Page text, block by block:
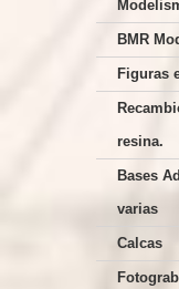
BMR
Figuras
resina.
Bases
varias
Calcas